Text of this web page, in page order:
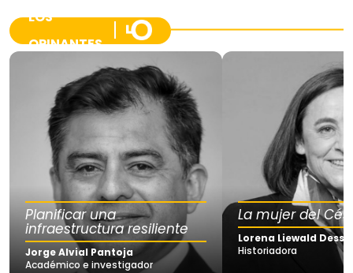
LOS
OPINANTES
Planificar una
infraestructura resiliente
Jorge Alvial Pantoja
Académico e investigador
La mujer del
Lorena Liewald Dessy
Historiadora